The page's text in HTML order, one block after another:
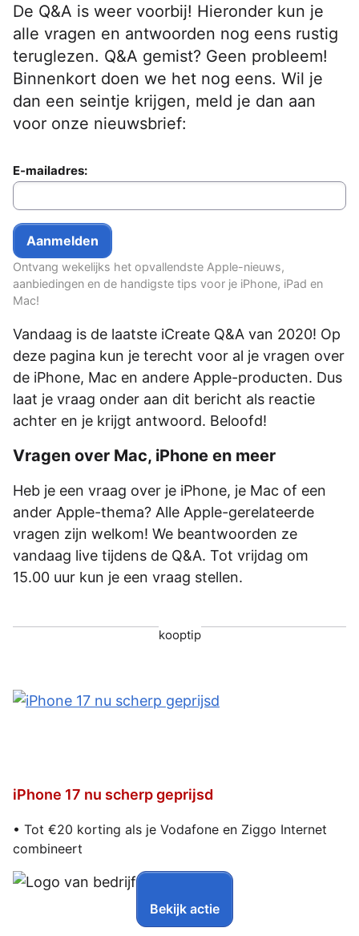
De Q&A is weer voorbij! Hieronder kun je
alle vragen en antwoorden nog eens rustig
teruglezen. Q&A gemist? Geen probleem!
Binnenkort doen we het nog eens. Wil je
dan een seintje krijgen, meld je dan aan
voor onze nieuwsbrief:
E-mailadres:
Ontvang wekelijks het opvallendste Apple-nieuws,
aanbiedingen en de handigste tips voor je iPhone, iPad en
Mac!
Vandaag is de laatste iCreate Q&A van 2020! Op
deze pagina kun je terecht voor al je vragen over
de iPhone, Mac en andere Apple-producten. Dus
laat je vraag onder aan dit bericht als reactie
achter en je krijgt antwoord. Beloofd!
Vragen over Mac, iPhone en meer
Heb je een vraag over je iPhone, je Mac of een
ander Apple-thema? Alle Apple-gerelateerde
vragen zijn welkom! We beantwoorden ze
vandaag live tijdens de Q&A. Tot vrijdag om
15.00 uur kun je een vraag stellen.
kooptip
iPhone 17 nu scherp geprijsd
• Tot €20 korting als je Vodafone en Ziggo Internet
combineert
Bekijk actie